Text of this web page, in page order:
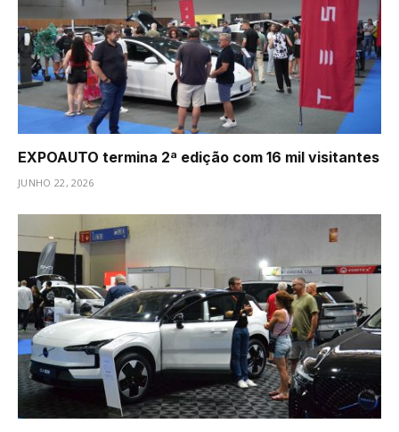
EXPOAUTO termina 2ª edição com 16 mil visitantes
JUNHO 22, 2026